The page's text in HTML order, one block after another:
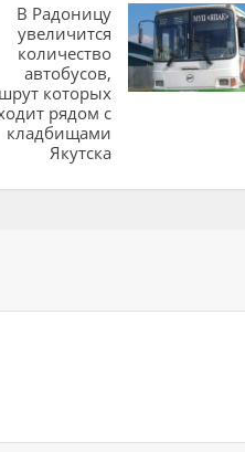
В Радоницу
увеличится
количество
автобусов,
которых
рядом с
кладбищами
Якутска